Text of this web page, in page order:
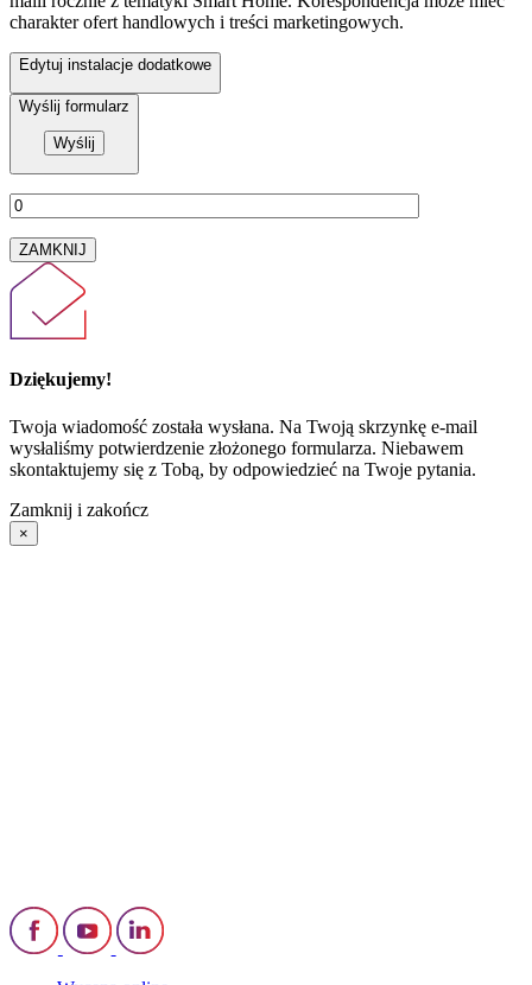
charakter ofert handlowych i treści marketingowych.
Edytuj instalacje dodatkowe
Wyślij formularz
ZAMKNIJ
Dziękujemy!
Twoja wiadomość została wysłana. Na Twoją skrzynkę e-mail
wysłaliśmy potwierdzenie złożonego formularza. Niebawem
skontaktujemy się z Tobą, by odpowiedzieć na Twoje pytania.
Zamknij i zakończ
×